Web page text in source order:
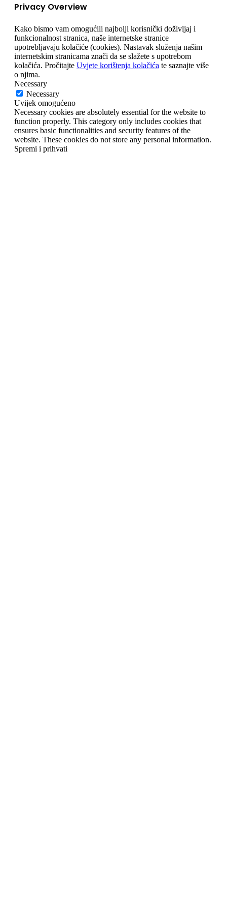
Privacy Overview
Kako bismo vam omogućili najbolji korisnički doživljaj i
funkcionalnost stranica, naše internetske stranice
upotrebljavaju kolačiće (cookies). Nastavak služenja našim
internetskim stranicama znači da se slažete s upotrebom
kolačića. Pročitajte Uvjete korištenja kolačića te saznajte više
o njima.
Necessary
Necessary
Uvijek omogućeno
Necessary cookies are absolutely essential for the website to
function properly. This category only includes cookies that
ensures basic functionalities and security features of the
website. These cookies do not store any personal information.
Spremi i prihvati